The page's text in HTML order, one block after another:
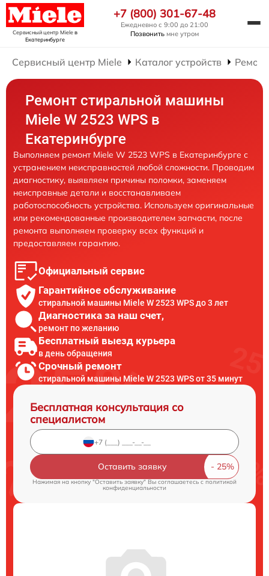
Сервисный центр Mieleв
Екатеринбурге
+7 (800) 301-67-48
Ежедневно с 9:00 до 21:00
Позвонить мне утром
Сервисный центр Miele Каталог устройств
Ремонт стиральной машины
Miele W 2523 WPS в
Екатеринбурге
Выполняем ремонт Miele W 2523 WPS в Екатеринбурге с
устранением неисправностей любой сложности. Проводим
диагностику, выявляем причины поломки, заменяем
неисправные детали и восстанавливаем
работоспособность устройства. Используем оригинальные
или рекомендованные производителем запчасти, после
ремонта выполняем проверку всех функций и
предоставляем гарантию.
Официальный сервис
Гарантийное обслуживание
стиральной машины Miele W 2523 WPS до 3 лет
Диагностика за наш счет,
ремонт по желанию
Бесплатный выезд курьера
в день обращения
Срочный ремонт
стиральной машины Miele W 2523 WPS от 35 минут
Бесплатная консультация со
специалистом
Оставить заявку
Нажимая на кнопку "Оставить заявку" Вы соглашаетесь cполитикой
конфиденциальности